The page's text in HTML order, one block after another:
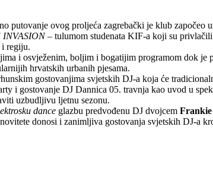
putovanje ovog proljeća zagrebački je klub započeo
INVASION– tulumom studenata KIF-a koji su
i regiju.
i osvježenim, boljim i bogatijim programom dok je
hrvatskih urbanih pjesama.
gostovanjima svjetskih DJ-a koja će
i gostovanje DJ Dannica 05. travnja kao uvod u
uzbudljivu ljetnu sezonu.
dance glazbu predvođenu DJ dvojcem Frankie
donosi i zanimljiva gostovanja svjetskih DJ-a